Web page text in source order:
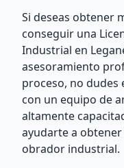
Si deseas obtener
conseguir una
Industrial en
asesoramiento
proceso, no dudes
con un equipo de
altamente
ayudarte a
obrador industrial.